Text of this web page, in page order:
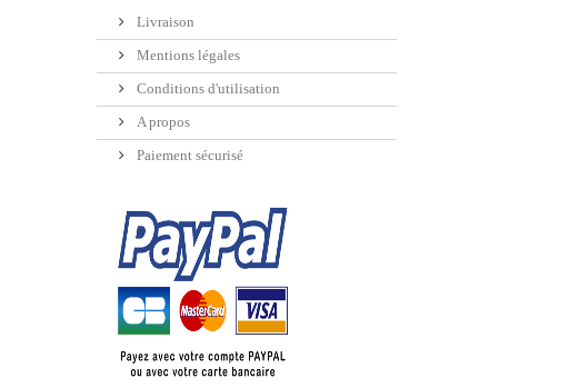
Livraison
Mentions légales
Conditions d'utilisation
A propos
Paiement sécurisé